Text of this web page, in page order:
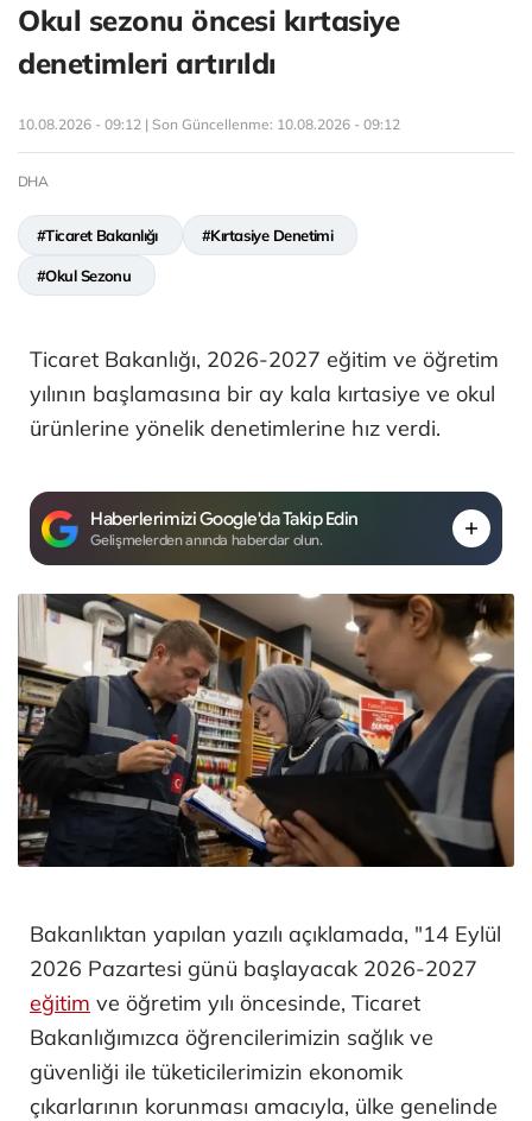
Okul sezonu öncesi kırtasiye
denetimleri artırıldı
10.08.2026 - 09:12 | Son Güncellenme: 10.08.2026 - 09:12
DHA
#Ticaret Bakanlığı #Kırtasiye Denetimi
#Okul Sezonu
Ticaret Bakanlığı, 2026-2027 eğitim ve öğretim
yılının başlamasına bir ay kala kırtasiye ve okul
ürünlerine yönelik denetimlerine hız verdi.
Haberlerimizi Google'da Takip Edin
Gelişmelerden anında haberdar olun.
Bakanlıktan yapılan yazılı açıklamada, "14 Eylül
2026 Pazartesi günü başlayacak 2026-2027
eğitim ve öğretim yılı öncesinde, Ticaret
Bakanlığımızca öğrencilerimizin sağlık ve
güvenliği ile tüketicilerimizin ekonomik
çıkarlarının korunması amacıyla, ülke genelinde